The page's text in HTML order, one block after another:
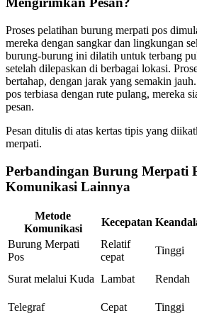
Proses pelatihan burung merpati pos
mereka dengan sangkar dan lingkungan
burung-burung ini dilatih untuk terbang
setelah dilepaskan di berbagai lokasi.
bertahap, dengan jarak yang semakin
pos terbiasa dengan rute pulang, mereka
pesan.
Pesan ditulis di atas kertas tipis yang
merpati.
Perbandingan Burung Merpati
Komunikasi Lainnya
Metode
Komunikasi
Kecepatan
Burung Merpati
Pos
Relatif
cepat
Tinggi
Surat melalui Kuda Lambat Rendah
Telegraf
Cepat Tinggi